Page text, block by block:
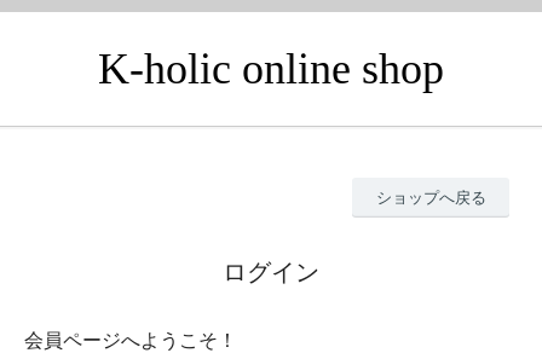
K-holic online shop
ショップへ戻る
ログイン
会員ページへようこそ！